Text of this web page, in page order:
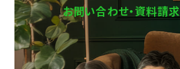
お問い合わせ・資料請求